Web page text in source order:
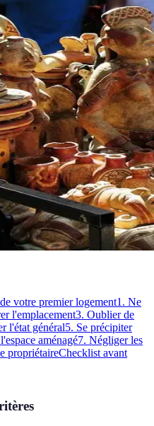
votre premier logement1. Ne
l'emplacement3. Oublier de
l'état général5. Se précipiter
aménagé7. Négliger les
propriétaireChecklist avant